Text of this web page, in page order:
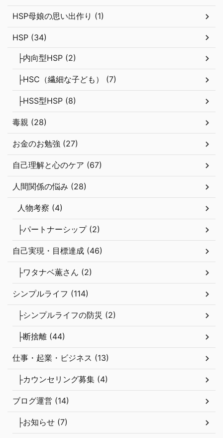
HSP母娘の思い出作り (1)
HSP (34)
├内向型HSP (2)
├HSC（繊細な子ども） (7)
├HSS型HSP (8)
毒親 (28)
お金のお勉強 (27)
自己理解と心のケア (67)
人間関係の悩み (28)
人物考察 (4)
├パートナーシップ (2)
自己実現・目標達成 (46)
├ワタナベ薫さん (2)
シンプルライフ (114)
├シンプルライフの防災 (2)
├断捨離 (44)
仕事・起業・ビジネス (13)
├カウンセリング募集 (4)
ブログ運営 (14)
├お知らせ (7)